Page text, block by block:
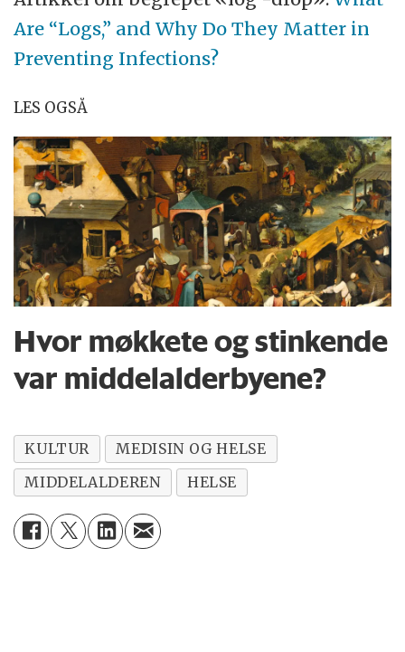
Are “Logs,” and Why Do They Matter in
Preventing Infections?
LES OGSÅ
Hvor møkkete og stinkende
var middelalderbyene?
KULTUR
MEDISIN OG HELSE
MIDDELALDEREN
HELSE